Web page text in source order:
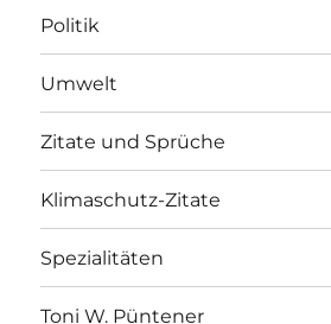
Politik
Umwelt
Zitate und Sprüche
Klimaschutz-Zitate
Spezialitäten
Toni W. Püntener